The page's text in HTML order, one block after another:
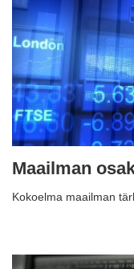
Maailman
Kokoelma maailman